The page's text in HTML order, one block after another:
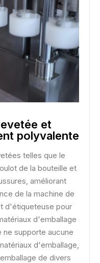
et
polyvalente
telles que le
de la bouteille et
améliorant
de la machine de
d'étiqueteuse pour
d'emballage
supporte aucune
d'emballage,
de divers